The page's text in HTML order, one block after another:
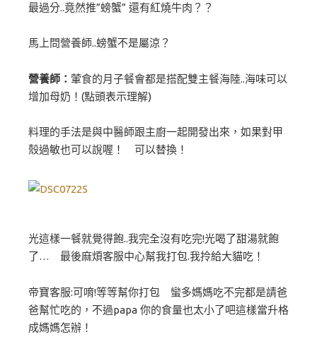
最過分..竟然推”螃蟹” 還有紅燒牛肉？？
馬上問營養師..螃蟹不是屬涼？
營養師： 葷食的月子餐會都是搭配雙主餐海陸..海味可以
增加母奶！(點頭表示理解)
料理的手法是與中醫師跟主廚一起開發出來，如果對甲
殼過敏也可以說喔！ 可以替換！
光這樣一餐就覺得飽..我完全沒有吃完!光喝了甜湯就飽
了… 最後麻煩客服中心幫我打包.我拎給大貓吃！
帝寶客服:可唷!等等幫你打包 蠻多媽媽吃不完都是請爸
爸幫忙吃的，不過papa 你的食量也太小了吧這樣當升格
成媽媽怎辦！